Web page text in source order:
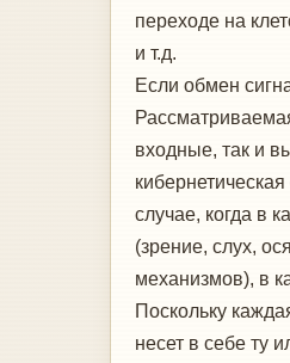
переходе на
и т.д.
Если обмен
входные, так и
случае, когда в
(зрение, слух,
механизмов), в
Поскольку
несет в себе ту